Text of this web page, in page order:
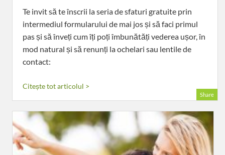
Te invit să te înscrii la seria de sfaturi gratuite prin
intermediul formularului de mai jos și să faci primul
pas și să înveți cum îți poți îmbunătăți vederea ușor, în
mod natural și să renunți la ochelari sau lentile de
contact:
Citește tot articolul >
Share